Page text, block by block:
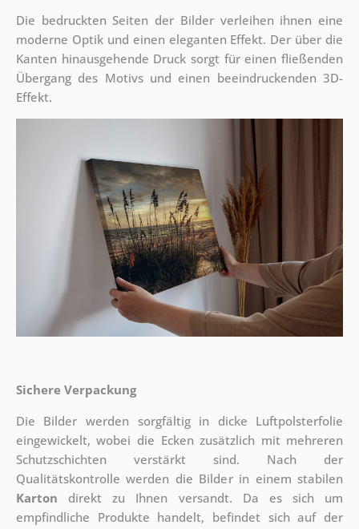
Die bedruckten Seiten der Bilder verleihen ihnen eine
moderne Optik und einen eleganten Effekt. Der über die
Kanten hinausgehende Druck sorgt für einen fließenden
Übergang des Motivs und einen beeindruckenden 3D-
Effekt.
Sichere Verpackung
Die Bilder werden sorgfältig in dicke Luftpolsterfolie
eingewickelt, wobei die Ecken zusätzlich mit mehreren
Schutzschichten verstärkt sind. Nach der
Qualitätskontrolle werden die Bilder in einem stabilen
Karton direkt zu Ihnen versandt. Da es sich um
empfindliche Produkte handelt, befindet sich auf der